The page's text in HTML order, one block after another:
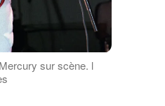
sur scène. l